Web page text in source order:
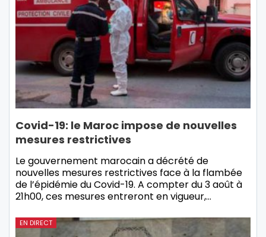
Covid-19: le Maroc impose de nouvelles
mesures restrictives
Le gouvernement marocain a décrété de
nouvelles mesures restrictives face à la flambée
de l’épidémie du Covid-19. A compter du 3 août à
21h00, ces mesures entreront en vigueur,…
EN DIRECT